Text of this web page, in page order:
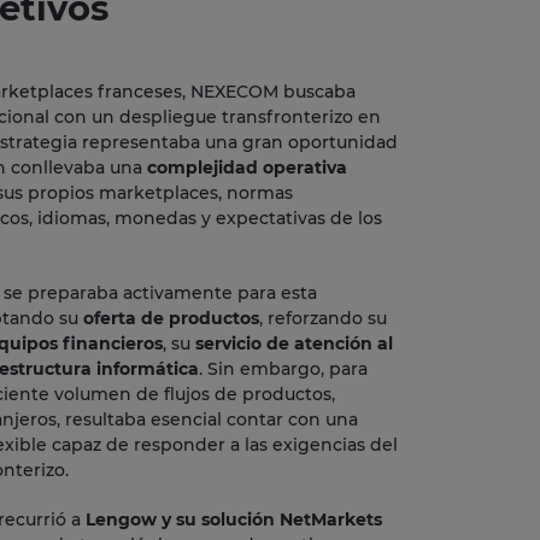
franceses, NEXECOM buscaba
con un despliegue transfronterizo en
representaba una gran oportunidad
conllevaba una complejidad operativa
propios marketplaces, normas
idiomas, monedas y expectativas de los
preparaba activamente para esta
su oferta de productos, reforzando su
financieros, su servicio de atención al
informática. Sin embargo, para
volumen de flujos de productos,
resultaba esencial contar con una
capaz de responder a las exigencias del
a Lengow y su solución NetMarkets